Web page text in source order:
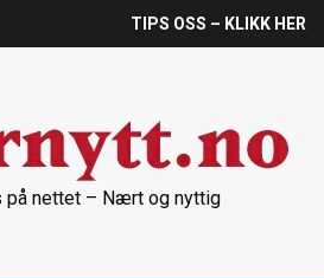
TIPS OSS – KLIKK HER
på nettet – Nært og nyttig